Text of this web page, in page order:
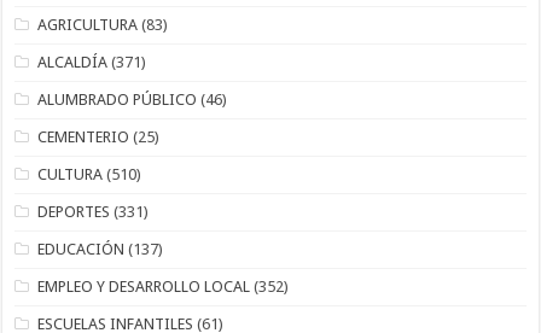
AGRICULTURA (83)
ALCALDÍA (371)
ALUMBRADO PÚBLICO (46)
CEMENTERIO (25)
CULTURA (510)
DEPORTES (331)
EDUCACIÓN (137)
EMPLEO Y DESARROLLO LOCAL (352)
ESCUELAS INFANTILES (61)